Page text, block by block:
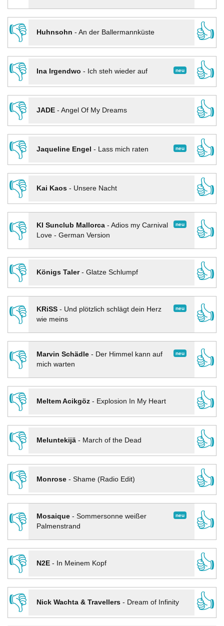
👎
Huhnsohn - An der Ballermannküste
👍
👎
neu
Ina Irgendwo - Ich steh wieder auf
👍
👎
JADE- Angel Of My Dreams
👍
👎
neu
Jaqueline Engel - Lass mich raten
👍
👎
Kai Kaos- Unsere Nacht
👍
👎
neu
KI Sunclub Mallorca- Adios my Carnival
Love - German Version
👍
👎
Königs Taler- Glatze Schlumpf
👍
👎
neu
KRiSS- Und plötzlich schlägt dein Herz
wie meins
👍
👎 neu
Marvin Schädle- Der Himmel kann auf
mich warten
👍
👎
Meltem Acikgöz- Explosion In My Heart
👍
👎
Meluntekijä- March of the Dead
👍
👎
Monrose- Shame (Radio Edit)
👍
👎
neu
Mosaique- Sommersonne weißer
Palmenstrand
👍
👎
N2E- In Meinem Kopf
👍
👎
Nick Wachta & Travellers- Dream of Infinity
👍